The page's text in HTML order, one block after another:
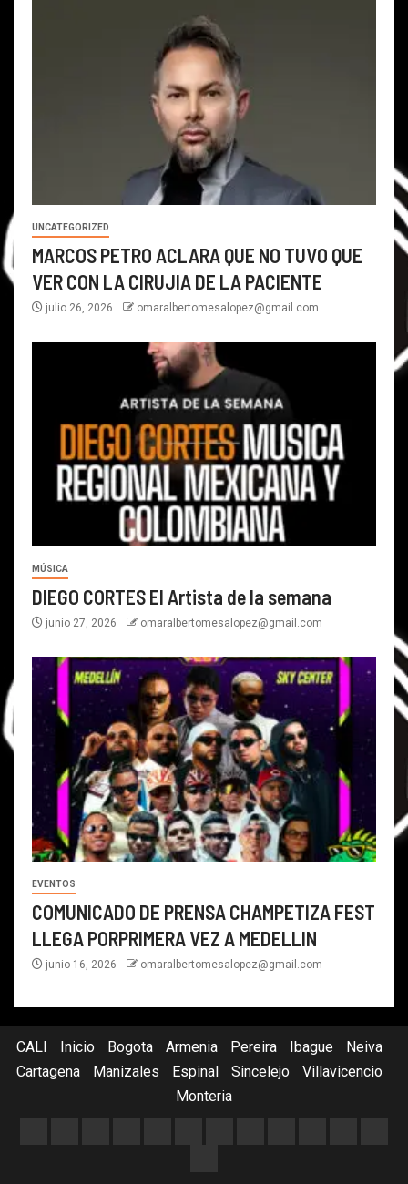
UNCATEGORIZED
MARCOS PETRO ACLARA QUE NO TUVO QUE
VER CON LA CIRUJIA DE LA PACIENTE
julio 26, 2026 omaralbertomesalopez@gmail.com
MÚSICA
DIEGO CORTES El Artista de la semana
junio 27, 2026 omaralbertomesalopez@gmail.com
EVENTOS
COMUNICADO DE PRENSA CHAMPETIZA FEST
LLEGA PORPRIMERA VEZ A MEDELLIN
junio 16, 2026 omaralbertomesalopez@gmail.com
CALI Inicio Bogota Armenia Pereira Ibague
Neiva
Cartagena
Manizales Espinal Sincelejo
Villavicencio
Monteria